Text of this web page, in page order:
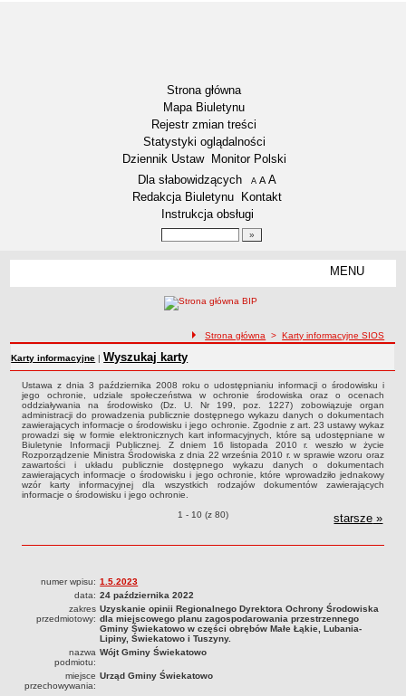
Strona główna
Mapa Biuletynu
Rejestr zmian treści
Statystyki oglądalności
Dziennik Ustaw
Monitor Polski
Menu dodatkowe
Dla słabowidzących A pomniejsz czcionkę
A standardowy rozmiar czcionki
A
Redakcja Biuletynu
Kontakt
Instrukcja obsługi
MENU
RODO – KLAUZULE INFORMACYJNE
Aktualności
Dane statystyczne
Zadania publiczne
Strategia rozwoju Gminy
Raport o stanie gminy
Związki i stowarzyszenia
Rada gminy
Urząd gminy
Jednostki organizacyjne
Jednostki pomocnicze - sołectwa
REJESTR INSTYTUCJI KULTURY
ścieżka nawigacji
Strona główna >Karty informacyjne SIOS
Karty informacyjne SIOS
Karty informacyjne |Wyszukaj karty
Ustawa z dnia 3 października 2008 roku o udostępnianiu informacji o środowisku i
jego ochronie, udziale społeczeństwa w ochronie środowiska oraz o ocenach
oddziaływania na środowisko (Dz. U. Nr 199, poz. 1227) zobowiązuje organ
administracji do prowadzenia publicznie dostępnego wykazu danych o dokumentach
zawierających informacje o środowisku i jego ochronie. Zgodnie z art. 23 ustawy wykaz
prowadzi się w formie elektronicznych kart informacyjnych, które są udostępniane w
Biuletynie Informacji Publicznej. Z dniem 16 listopada 2010 r. weszło w życie
Rozporządzenie Ministra Środowiska z dnia 22 września 2010 r. w sprawie wzoru oraz
zawartości i układu publicznie dostępnego wykazu danych o dokumentach
zawierających informacje o środowisku i jego ochronie, które wprowadziło jednakowy
wzór karty informacyjnej dla wszystkich rodzajów dokumentów zawierających
informacje o środowisku i jego ochronie.
Karty informacyjne SIOS o pozycjach
1 - 10 (z 80) starsze karty
»
numer wpisu: 1.5.2023
data: 24 października 2022
zakres
przedmiotowy:
Uzyskanie opinii Regionalnego Dyrektora Ochrony Środowiska
dla miejscowego planu zagospodarowania przestrzennego
Gminy Świekatowo w części obrębów Małe Łąkie, Lubania-
Lipiny, Świekatowo i Tuszyny.
nazwa
podmiotu:
Wójt Gminy Świekatowo
miejsce
przechowywania:
Urząd Gminy Świekatowo